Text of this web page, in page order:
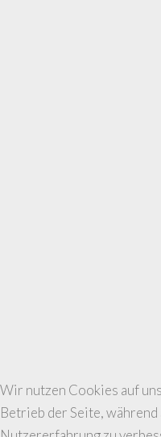
Wir nutzen Cookies auf
Betrieb der Seite,